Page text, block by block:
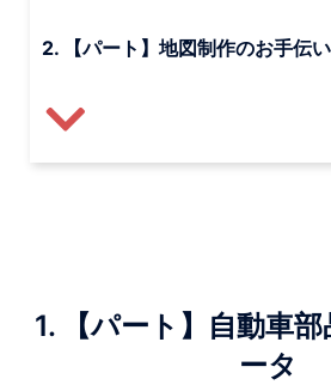
2. 【パート】地図制作のお手伝い
1. 【パート】自動車
ータ